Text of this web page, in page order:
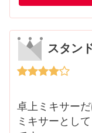
スタン
卓上ミキサー
ミキサーとし